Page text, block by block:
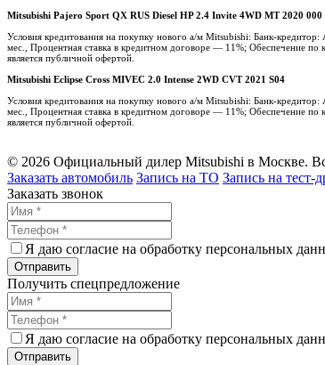
Mitsubishi Pajero Sport QX RUS Diesel HP 2.4 Invite 4WD MT 2020 000
Условия кредитования на покупку нового а/м Mitsubishi: Банк-
мес., Процентная ставка в кредитном договоре — 11%; Обеспечение
является публичной офертой.
Mitsubishi Eclipse Cross MIVEC 2.0 Intense 2WD CVT 2021 S04
Условия кредитования на покупку нового а/м Mitsubishi: Банк-
мес., Процентная ставка в кредитном договоре — 11%; Обеспечение
является публичной офертой.
© 2026 Официальный дилер Mitsubishi в Москве.
Заказать автомобиль Запись на ТО Запись на тест-
Заказать звонок
Я даю согласие на обработку персональных
Получить спецпредложение
Я даю согласие на обработку персональных